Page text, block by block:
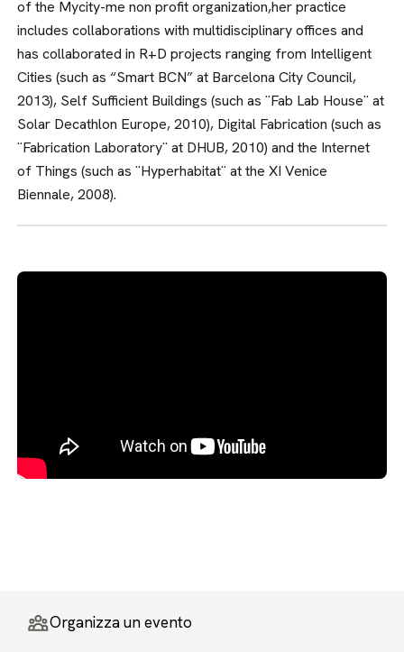
of the Mycity-me non profit organization,her practice
includes collaborations with multidisciplinary offices and
has collaborated in R+D projects ranging from Intelligent
Cities (such as “Smart BCN” at Barcelona City Council,
2013), Self Sufficient Buildings (such as ¨Fab Lab House¨ at
Solar Decathlon Europe, 2010), Digital Fabrication (such as
¨Fabrication Laboratory¨ at DHUB, 2010) and the Internet
of Things (such as ¨Hyperhabitat¨ at the XI Venice
Biennale, 2008).
Organizza un evento